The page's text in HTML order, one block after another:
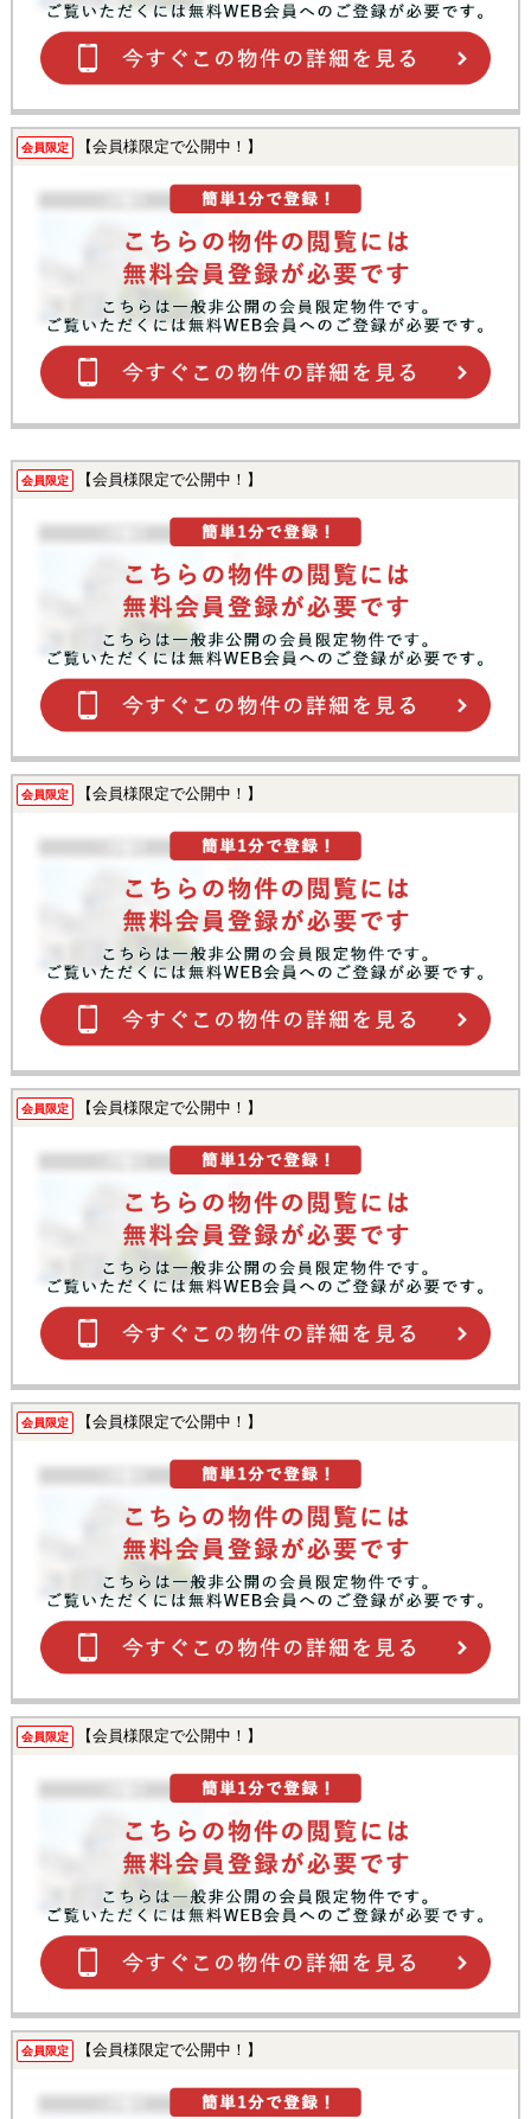
会員限定 【会員様限定で公開中！】
会員限定 【会員様限定で公開中！】
会員限定 【会員様限定で公開中！】
会員限定 【会員様限定で公開中！】
会員限定 【会員様限定で公開中！】
会員限定 【会員様限定で公開中！】
会員限定 【会員様限定で公開中！】